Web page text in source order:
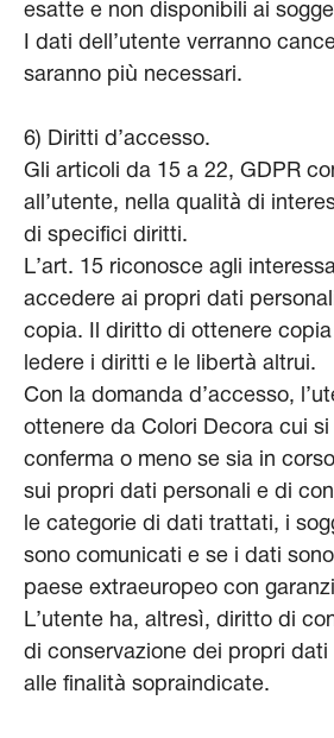
esatte e non disponibili ai
I dati dell’utente verranno
saranno più necessari.
6) Diritti d’accesso.
Gli articoli da 15 a 22, GDPR
all’utente, nella qualità di
di specifici diritti.
L’art. 15 riconosce agli
accedere ai propri dati
copia. Il diritto di ottenere
ledere i diritti e le libertà altrui.
Con la domanda d’accesso,
ottenere da Colori Decora cui si
conferma o meno se sia in
sui propri dati personali e di
le categorie di dati trattati, i
sono comunicati e se i dati
paese extraeuropeo con
L’utente ha, altresì, diritto di
di conservazione dei propri
alle finalità sopraindicate.